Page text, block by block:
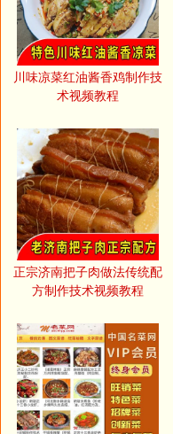
川味凉菜红油酱香鸡制作技
术视频教程
正宗济南把子肉做法传统配
方制作技术视频教程